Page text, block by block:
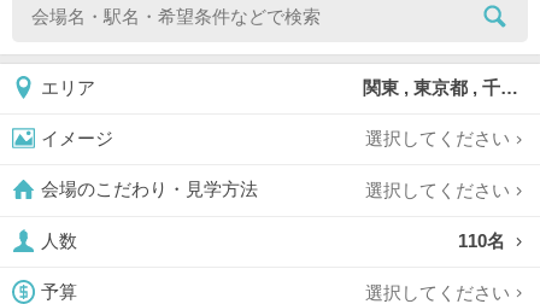
エリア 関東 , 東京都 , 千代田区
イメージ 選択してください
会場のこだわり・見学方法 選択してください
人数 110名
予算 選択してください